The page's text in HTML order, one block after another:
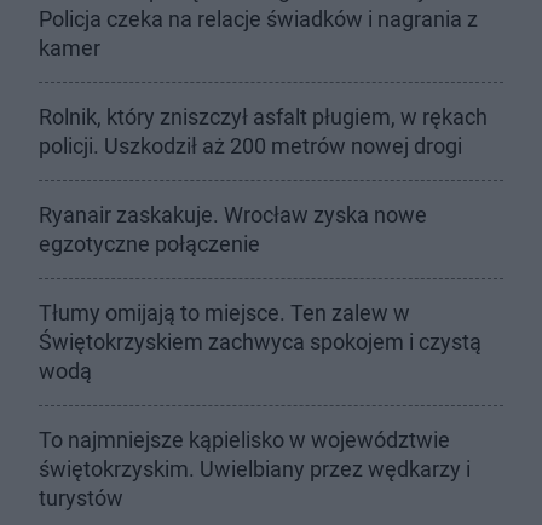
Policja czeka na relacje świadków i nagrania z
kamer
Rolnik, który zniszczył asfalt pługiem, w rękach
policji. Uszkodził aż 200 metrów nowej drogi
Ryanair zaskakuje. Wrocław zyska nowe
egzotyczne połączenie
Tłumy omijają to miejsce. Ten zalew w
Świętokrzyskiem zachwyca spokojem i czystą
wodą
To najmniejsze kąpielisko w województwie
świętokrzyskim. Uwielbiany przez wędkarzy i
turystów